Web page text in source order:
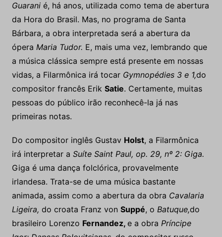
Guarani é, há anos, utilizada como tema de abertura
da Hora do Brasil. Mas, no programa de Santa
Bárbara, a obra interpretada será a abertura da
ópera Maria Tudor. E, mais uma vez, lembrando que
a música clássica sempre está presente em nossas
vidas, a Filarmônica irá tocar Gymnopédies 3 e 1,do
compositor francês Erik Satie. Certamente, muitas
pessoas do público irão reconhecê-la já nas
primeiras notas.
Do compositor inglês Gustav Holst, a Filarmônica
irá interpretar a Suíte Saint Paul, op. 29, nº 2: Giga.
Giga é uma dança folclórica, provavelmente
irlandesa. Trata-se de uma música bastante
animada, assim como a abertura da obra Cavalaria
Ligeira, do croata Franz von Suppé, o Batuque,do
brasileiro Lorenzo Fernandez, e a obra Príncipe